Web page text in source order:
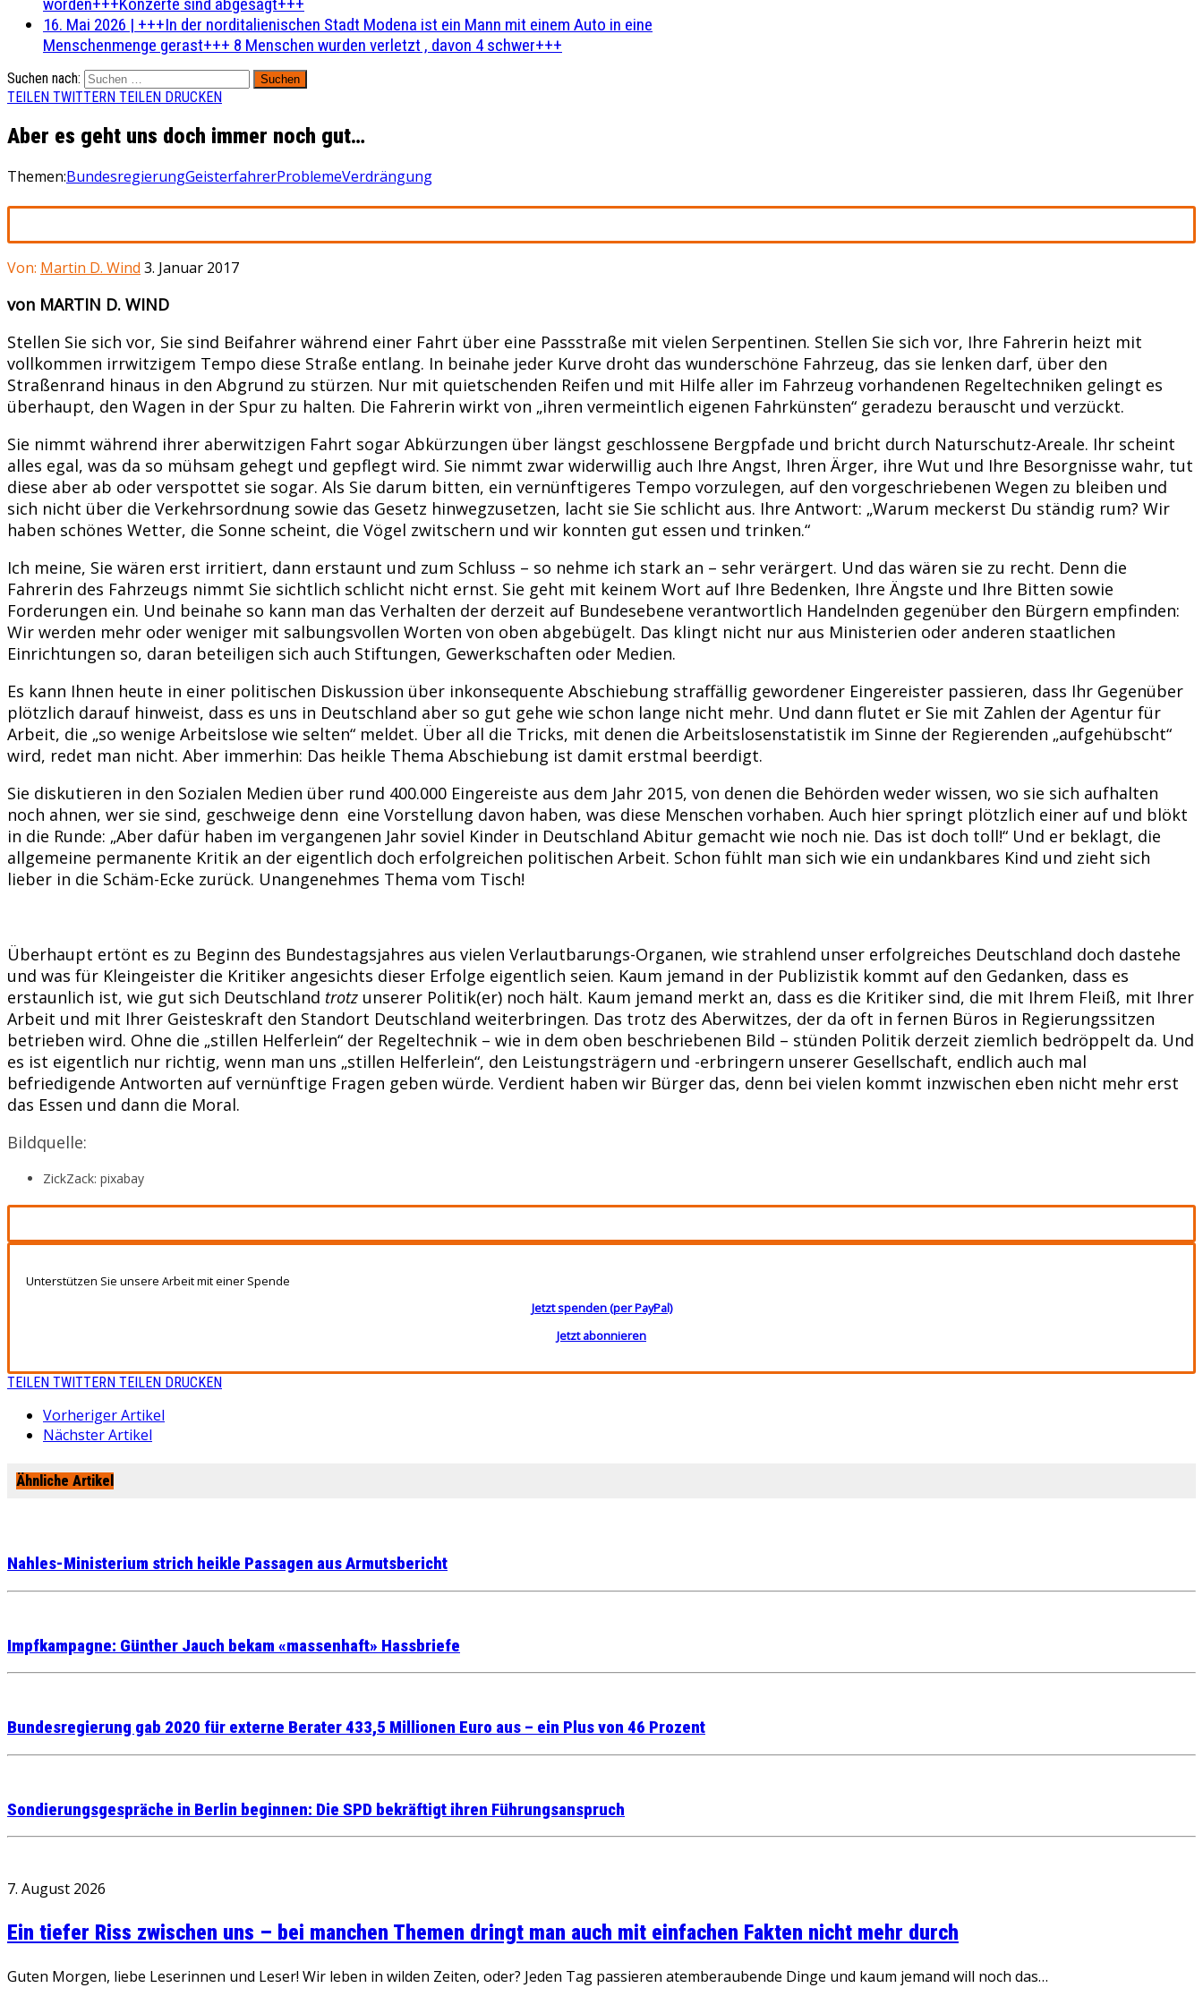
16. Mai 2026 | +++In der norditalienischen Stadt Modena ist ein Mann mit einem Auto in eine
Menschenmenge gerast+++ 8 Menschen wurden verletzt , davon 4 schwer+++
Suchen nach:
TEILEN TWITTERN TEILEN DRUCKEN
Aber es geht uns doch immer noch gut…
Themen:BundesregierungGeisterfahrerProblemeVerdrängung
Von: Martin D. Wind 3. Januar 2017
von MARTIN D. WIND
Stellen Sie sich vor, Sie sind Beifahrer während einer Fahrt über eine Passstraße mit vielen Serpentinen. Stellen Sie sich vor, Ihre Fahrerin heizt mit
vollkommen irrwitzigem Tempo diese Straße entlang. In beinahe jeder Kurve droht das wunderschöne Fahrzeug, das sie lenken darf, über den
Straßenrand hinaus in den Abgrund zu stürzen. Nur mit quietschenden Reifen und mit Hilfe aller im Fahrzeug vorhandenen Regeltechniken gelingt es
überhaupt, den Wagen in der Spur zu halten. Die Fahrerin wirkt von „ihren vermeintlich eigenen Fahrkünsten“ geradezu berauscht und verzückt.
Sie nimmt während ihrer aberwitzigen Fahrt sogar Abkürzungen über längst geschlossene Bergpfade und bricht durch Naturschutz-Areale. Ihr scheint
alles egal, was da so mühsam gehegt und gepflegt wird. Sie nimmt zwar widerwillig auch Ihre Angst, Ihren Ärger, ihre Wut und Ihre Besorgnisse wahr, tut
diese aber ab oder verspottet sie sogar. Als Sie darum bitten, ein vernünftigeres Tempo vorzulegen, auf den vorgeschriebenen Wegen zu bleiben und
sich nicht über die Verkehrsordnung sowie das Gesetz hinwegzusetzen, lacht sie Sie schlicht aus. Ihre Antwort: „Warum meckerst Du ständig rum? Wir
haben schönes Wetter, die Sonne scheint, die Vögel zwitschern und wir konnten gut essen und trinken.“
Ich meine, Sie wären erst irritiert, dann erstaunt und zum Schluss – so nehme ich stark an – sehr verärgert. Und das wären sie zu recht. Denn die
Fahrerin des Fahrzeugs nimmt Sie sichtlich schlicht nicht ernst. Sie geht mit keinem Wort auf Ihre Bedenken, Ihre Ängste und Ihre Bitten sowie
Forderungen ein. Und beinahe so kann man das Verhalten der derzeit auf Bundesebene verantwortlich Handelnden gegenüber den Bürgern empfinden:
Wir werden mehr oder weniger mit salbungsvollen Worten von oben abgebügelt. Das klingt nicht nur aus Ministerien oder anderen staatlichen
Einrichtungen so, daran beteiligen sich auch Stiftungen, Gewerkschaften oder Medien.
Es kann Ihnen heute in einer politischen Diskussion über inkonsequente Abschiebung straffällig gewordener Eingereister passieren, dass Ihr Gegenüber
plötzlich darauf hinweist, dass es uns in Deutschland aber so gut gehe wie schon lange nicht mehr. Und dann flutet er Sie mit Zahlen der Agentur für
Arbeit, die „so wenige Arbeitslose wie selten“ meldet. Über all die Tricks, mit denen die Arbeitslosenstatistik im Sinne der Regierenden „aufgehübscht“
wird, redet man nicht. Aber immerhin: Das heikle Thema Abschiebung ist damit erstmal beerdigt.
Sie diskutieren in den Sozialen Medien über rund 400.000 Eingereiste aus dem Jahr 2015, von denen die Behörden weder wissen, wo sie sich aufhalten
noch ahnen, wer sie sind, geschweige denn eine Vorstellung davon haben, was diese Menschen vorhaben. Auch hier springt plötzlich einer auf und blökt
in die Runde: „Aber dafür haben im vergangenen Jahr soviel Kinder in Deutschland Abitur gemacht wie noch nie. Das ist doch toll!“ Und er beklagt, die
allgemeine permanente Kritik an der eigentlich doch erfolgreichen politischen Arbeit. Schon fühlt man sich wie ein undankbares Kind und zieht sich
lieber in die Schäm-Ecke zurück. Unangenehmes Thema vom Tisch!
Überhaupt ertönt es zu Beginn des Bundestagsjahres aus vielen Verlautbarungs-Organen, wie strahlend unser erfolgreiches Deutschland doch dastehe
und was für Kleingeister die Kritiker angesichts dieser Erfolge eigentlich seien. Kaum jemand in der Publizistik kommt auf den Gedanken, dass es
erstaunlich ist, wie gut sich Deutschland trotz unserer Politik(er) noch hält. Kaum jemand merkt an, dass es die Kritiker sind, die mit Ihrem Fleiß, mit Ihrer
Arbeit und mit Ihrer Geisteskraft den Standort Deutschland weiterbringen. Das trotz des Aberwitzes, der da oft in fernen Büros in Regierungssitzen
betrieben wird. Ohne die „stillen Helferlein“ der Regeltechnik – wie in dem oben beschriebenen Bild – stünden Politik derzeit ziemlich bedröppelt da. Und
es ist eigentlich nur richtig, wenn man uns „stillen Helferlein“, den Leistungsträgern und -erbringern unserer Gesellschaft, endlich auch mal
befriedigende Antworten auf vernünftige Fragen geben würde. Verdient haben wir Bürger das, denn bei vielen kommt inzwischen eben nicht mehr erst
das Essen und dann die Moral.
Bildquelle:
ZickZack: pixabay
Unterstützen Sie unsere Arbeit mit einer Spende
Jetzt spenden (per PayPal)
Jetzt abonnieren
TEILEN TWITTERN TEILEN DRUCKEN
Vorheriger Artikel
Nächster Artikel
Ähnliche Artikel
Nahles-Ministerium strich heikle Passagen aus Armutsbericht
Impfkampagne: Günther Jauch bekam «massenhaft» Hassbriefe
Bundesregierung gab 2020 für externe Berater 433,5 Millionen Euro aus – ein Plus von 46 Prozent
Sondierungsgespräche in Berlin beginnen: Die SPD bekräftigt ihren Führungsanspruch
7. August 2026
Ein tiefer Riss zwischen uns – bei manchen Themen dringt man auch mit einfachen Fakten nicht mehr durch
Guten Morgen, liebe Leserinnen und Leser! Wir leben in wilden Zeiten, oder? Jeden Tag passieren atemberaubende Dinge und kaum jemand will noch das…